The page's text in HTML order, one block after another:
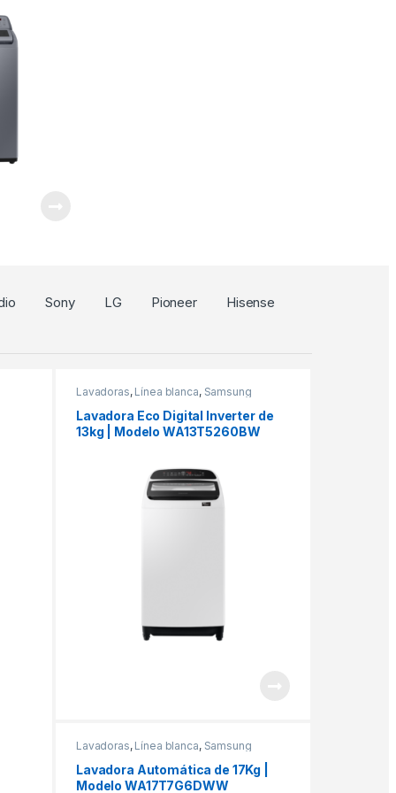
Sony LG Pioneer Hisense
Lavadoras, Línea blanca, Samsung
Lavadora Eco Digital Inverter de
13kg | Modelo WA13T5260BW
Lavadoras, Línea blanca, Samsung
Lavadora Automática de 17Kg |
Modelo WA17T7G6DWW